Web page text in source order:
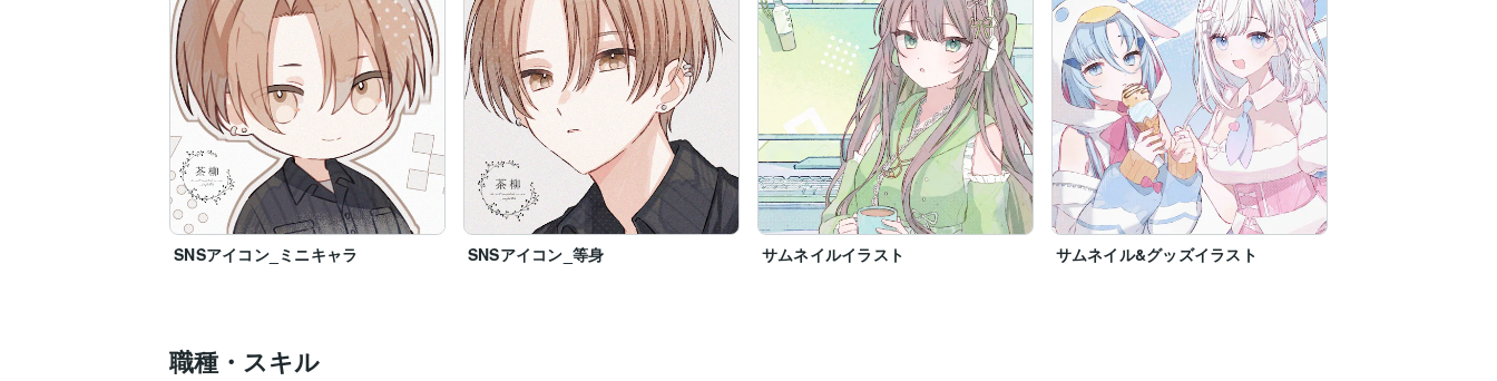
SNSアイコン_ミニキャラ SNSアイコン_等身 サムネイルイラスト サムネイル&グッズイラスト
職種・スキル